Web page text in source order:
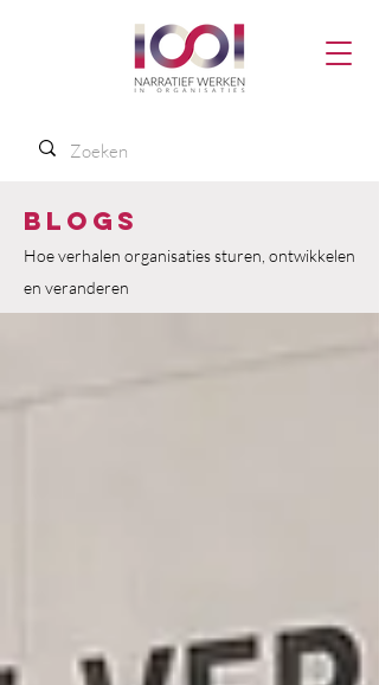
Blogs
Hoe verhalen organisaties sturen, ontwikkelen
en veranderen